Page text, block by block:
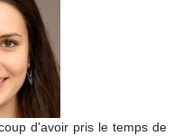
d'avoir pris le temps de